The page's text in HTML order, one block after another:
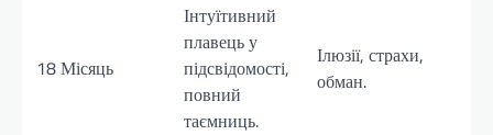
18Місяць
Інтуїтивний
плавець у
підсвідомості,
повний
таємниць.
Ілюзії, страхи,
обман.